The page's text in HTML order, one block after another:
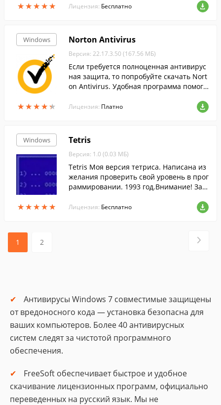
★★★★★
★★★★★ Лицензия: Бесплатно
Windows
★★★★★
★★★★★
Norton Antivirus
Версия: 22.17.3.50 (167.56 МБ)
Если требуется полноценная антивирус
ная защита, то попробуйте скачать Nort
on Antivirus. Удобная программа помога
Лицензия: Платно
Windows
★★★★★
★★★★★
Tetris
Версия: 1.0 (0.03 МБ)
Tetris Моя версия тетриса. Написана из
желания проверить свой уровень в прог
раммировании. 1993 год.Внимание! Заг
FreeSoft ежедневно сканируют...
Лицензия: Бесплатно
1 2
Антивирусы Windows 7 совместимые защищены
от вредоносного кода — установка безопасна для
ваших компьютеров. Более 40 антивирусных
систем следят за чистотой программного
обеспечения.
FreeSoft обеспечивает быстрое и удобное
скачивание лицензионных программ, официально
переведенных на русский язык. Мы не